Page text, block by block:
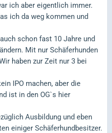
ich aber eigentlich immer.
ich da weg kommen und
schon fast 10 Jahre und
Mit nur Schäferhunden
haben zur Zeit nur 3 bei
IPO machen, aber die
ist in den OG`s hier
Ausbildung und eben
einiger Schäferhundbesitzer.